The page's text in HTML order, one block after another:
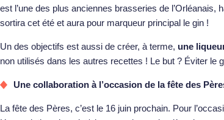
est l’une des plus anciennes brasseries de
sortira cet été et aura pour marqueur principal le gin !
Un des objectifs est aussi de créer, à terme, une
non utilisés dans les autres recettes ! Le but ? Éviter le
Une collaboration à l’occasion de la fête des
La fête des Pères, c’est le 16 juin prochain. Pour